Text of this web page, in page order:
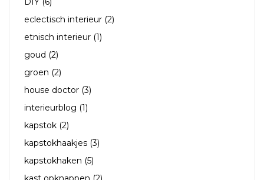
eclectisch interieur (2)
etnisch interieur (1)
goud (2)
groen (2)
house doctor (3)
interieurblog (1)
kapstok (2)
kapstokhaakjes (3)
kapstokhaken (5)